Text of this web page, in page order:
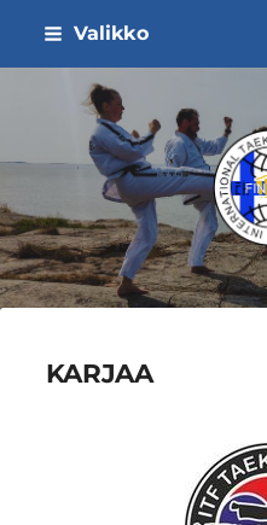
Siirry
sisältöön
Valikko
KARJAA